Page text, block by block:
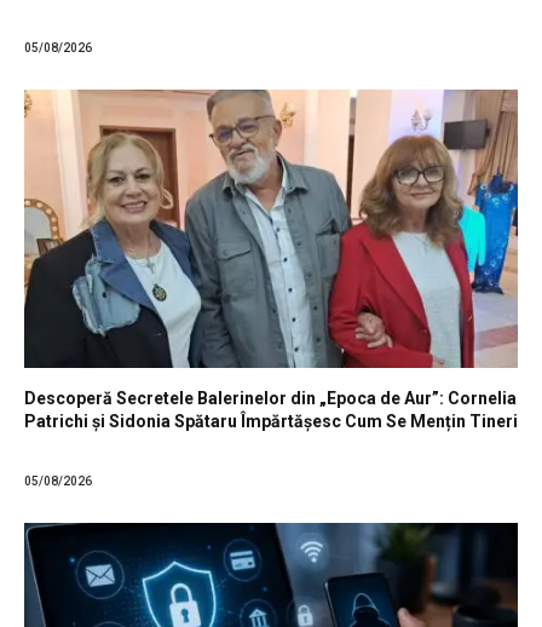
05/08/2026
Descoperă Secretele Balerinelor din „Epoca de Aur”: Cornelia
Patrichi și Sidonia Spătaru Împărtășesc Cum Se Mențin Tineri
05/08/2026